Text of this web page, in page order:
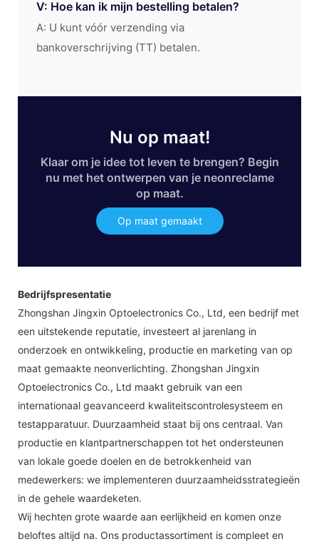
V: Hoe kan ik mijn bestelling betalen?
A: U kunt vóór verzending via
bankoverschrijving (TT) betalen.
Nu op maat!
Klaar om je idee tot leven te brengen? Begin
nu met het ontwerpen van je neonreclame
op maat.
Op maat gemaakt
Bedrijfspresentatie
Zhongshan Jingxin Optoelectronics Co., Ltd, een bedrijf met
een uitstekende reputatie, investeert al jarenlang in
onderzoek en ontwikkeling, productie en marketing van op
maat gemaakte neonverlichting. Zhongshan Jingxin
Optoelectronics Co., Ltd maakt gebruik van een
internationaal geavanceerd kwaliteitscontrolesysteem en
testapparatuur. Duurzaamheid staat bij ons centraal. Van
productie en klantpartnerschappen tot het ondersteunen
van lokale goede doelen en de betrokkenheid van
medewerkers: we implementeren duurzaamheidsstrategieën
in de gehele waardeketen.
Wij hechten grote waarde aan eerlijkheid en komen onze
beloftes altijd na. Ons productassortiment is compleet en